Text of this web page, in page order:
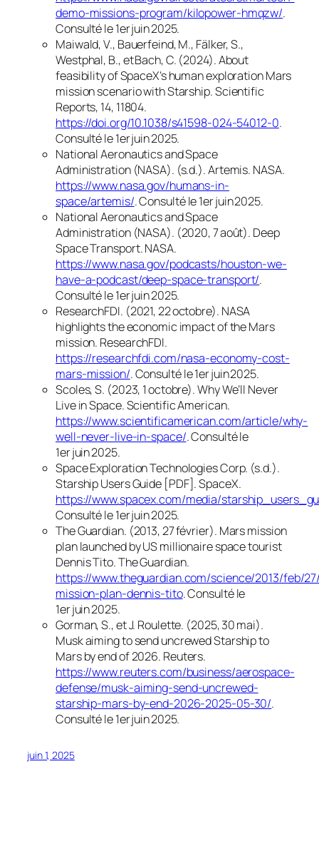
demo-missions-program/kilopower-hmqzw/.
Consulté le 1er juin 2025.
Maiwald, V., Bauerfeind, M., Fälker, S.,
Westphal, B., et Bach, C. (2024).About
feasibility of SpaceX’s human exploration Mars
mission scenario with Starship.Scientific
Reports, 14, 11804.
https://doi.org/10.1038/s41598-024-54012-0.
Consulté le 1er juin 2025.
National Aeronautics and Space
Administration (NASA). (s.d.).Artemis. NASA.
https://www.nasa.gov/humans-in-
space/artemis/. Consulté le 1er juin 2025.
National Aeronautics and Space
Administration (NASA). (2020, 7 août). Deep
Space Transport.NASA.
https://www.nasa.gov/podcasts/houston-we-
have-a-podcast/deep-space-transport/.
Consulté le 1er juin 2025.
ResearchFDI. (2021, 22 octobre). NASA
highlights the economic impact of the Mars
mission. ResearchFDI.
https://researchfdi.com/nasa-economy-cost-
mars-mission/. Consulté le 1er juin 2025.
Scoles, S. (2023, 1 octobre).Why We’ll Never
Live in Space.Scientific American.
https://www.scientificamerican.com/article/why-
well-never-live-in-space/. Consulté le
1er juin 2025.
Space Exploration Technologies Corp. (s.d.).
Starship Users Guide [PDF].SpaceX.
https://www.spacex.com/media/
Consulté le 1er juin 2025.
The Guardian. (2013, 27 février). Mars mission
plan launched by US millionaire space tourist
Dennis Tito.The Guardian.
https://www.theguardian.com/science/2013/feb/
mission-plan-dennis-tito. Consulté le
1er juin 2025.
Gorman, S., et J. Roulette. (2025, 30 mai).
Musk aiming to send uncrewed Starship to
Mars by end of 2026. Reuters.
https://www.reuters.com/business/aerospace-
defense/musk-aiming-send-uncrewed-
starship-mars-by-end-2026-2025-05-30/.
Consulté le 1er juin 2025.
juin 1, 2025